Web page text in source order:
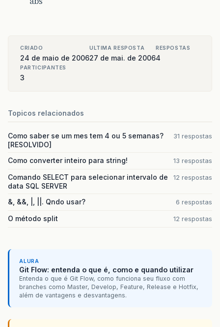
CRIADO
24 de maio de 2006
ULTIMA RESPOSTA
27 de mai. de 2006
RESPOSTAS
4
PARTICIPANTES
3
Topicos relacionados
Como saber se um mes tem 4 ou 5 semanas?
[RESOLVIDO]
31 respostas
Como converter inteiro para string! 13 respostas
Comando SELECT para selecionar intervalo de
data SQL SERVER
12 respostas
&, &&, |, ||. Qndo usar? 6 respostas
O método split 12 respostas
ALURA
Git Flow: entenda o que é, como e quando utilizar
Entenda o que é Git Flow, como funciona seu fluxo com
branches como Master, Develop, Feature, Release e Hotfix,
além de vantagens e desvantagens.